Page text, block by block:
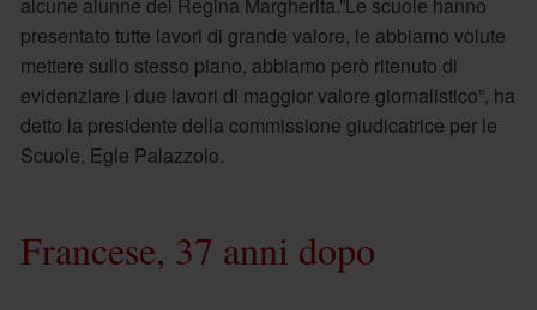
presentato tutte lavori di grande valore, le abbiamo volute
mettere sullo stesso piano, abbiamo però ritenuto di
evidenziare i due lavori di maggior valore giornalistico”, ha
detto la presidente della commissione giudicatrice per le
Scuole, Egle Palazzolo.
Francese, 37 anni dopo